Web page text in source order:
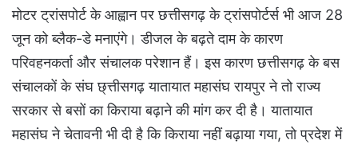
मोटर ट्रांसपोर्ट के आह्वान पर छत्तीसगढ़ के ट्रांसपोर्टर्स भी आज 28
जून को ब्लैक-डे मनाएंगे। डीजल के बढ़ते दाम के कारण
परिवहनकर्ता और संचालक परेशान हैं। इस कारण छत्तीसगढ़ के बस
संचालकों के संघ छ्त्तीसगढ़ यातायात महासंघ रायपुर ने तो राज्य
सरकार से बसों का किराया बढ़ाने की मांग कर दी है। यातायात
महासंघ ने चेतावनी भी दी है कि किराया नहीं बढ़ाया गया, तो प्रदेश में